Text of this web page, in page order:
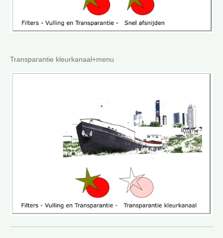
Transparantie kleurkanaal+menu